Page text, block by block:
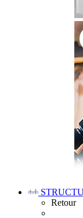
Retour